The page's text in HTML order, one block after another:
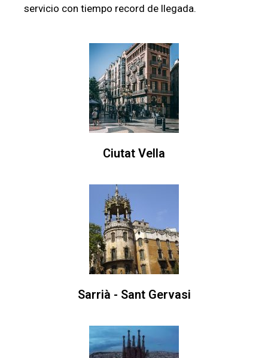
servicio con tiempo record de llegada.
Ciutat Vella
Sarrià - Sant Gervasi